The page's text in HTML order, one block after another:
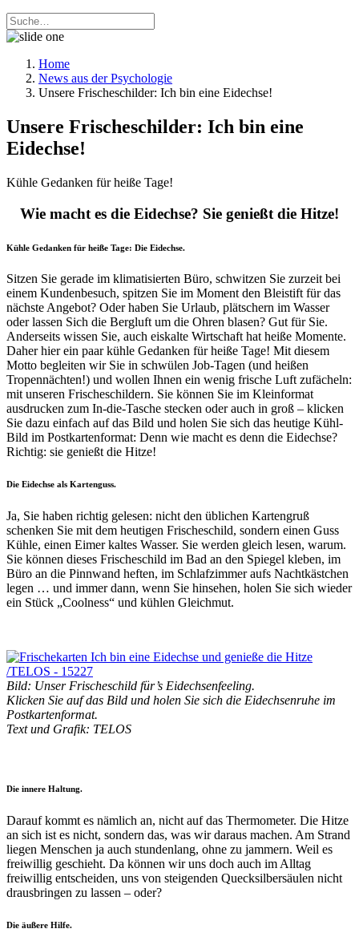
Home
News aus der Psychologie
Unsere Frischeschilder: Ich bin eine Eidechse!
Unsere Frischeschilder: Ich bin eine
Eidechse!
Kühle Gedanken für heiße Tage!
Wie macht es die Eidechse? Sie genießt die Hitze!
Kühle Gedanken für heiße Tage: Die Eidechse.
Sitzen Sie gerade im klimatisierten Büro, schwitzen Sie zurzeit bei
einem Kundenbesuch, spitzen Sie im Moment den Bleistift für das
nächste Angebot? Oder haben Sie Urlaub, plätschern im Wasser
oder lassen Sich die Bergluft um die Ohren blasen? Gut für Sie.
Anderseits wissen Sie, auch eiskalte Wirtschaft hat heiße Momente.
Daher hier ein paar kühle Gedanken für heiße Tage! Mit diesem
Motto begleiten wir Sie in schwülen Job-Tagen (und heißen
Tropennächten!) und wollen Ihnen ein wenig frische Luft zufächeln:
mit unseren Frischeschildern. Sie können Sie im Kleinformat
ausdrucken zum In-die-Tasche stecken oder auch in groß – klicken
Sie dazu einfach auf das Bild und holen Sie sich das heutige Kühl-
Bild im Postkartenformat: Denn wie macht es denn die Eidechse?
Richtig: sie genießt die Hitze!
Die Eidechse als Kartenguss.
Ja, Sie haben richtig gelesen: nicht den üblichen Kartengruß
schenken Sie mit dem heutigen Frischeschild, sondern einen Guss
Kühle, einen Eimer kaltes Wasser. Sie werden gleich lesen, warum.
Sie können dieses Frischeschild im Bad an den Spiegel kleben, im
Büro an die Pinnwand heften, im Schlafzimmer aufs Nachtkästchen
legen … und immer dann, wenn Sie hinsehen, holen Sie sich wieder
ein Stück „Coolness“ und kühlen Gleichmut.
Bild: Unser Frischeschild für’s Eidechsenfeeling.
Klicken Sie auf das Bild und holen Sie sich die Eidechsenruhe im
Postkartenformat.
Text und Grafik: TELOS
Die innere Haltung.
Darauf kommt es nämlich an, nicht auf das Thermometer. Die Hitze
an sich ist es nicht, sondern das, was wir daraus machen. Am Strand
liegen Menschen ja auch stundenlang, ohne zu jammern. Weil es
freiwillig geschieht. Da können wir uns doch auch im Alltag
freiwillig entscheiden, uns von steigenden Quecksilbersäulen nicht
drausbringen zu lassen – oder?
Die äußere Hilfe.